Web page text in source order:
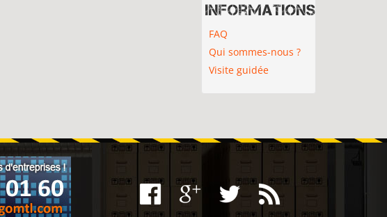
Informations
FAQ
Qui sommes-nous ?
Visite guidée